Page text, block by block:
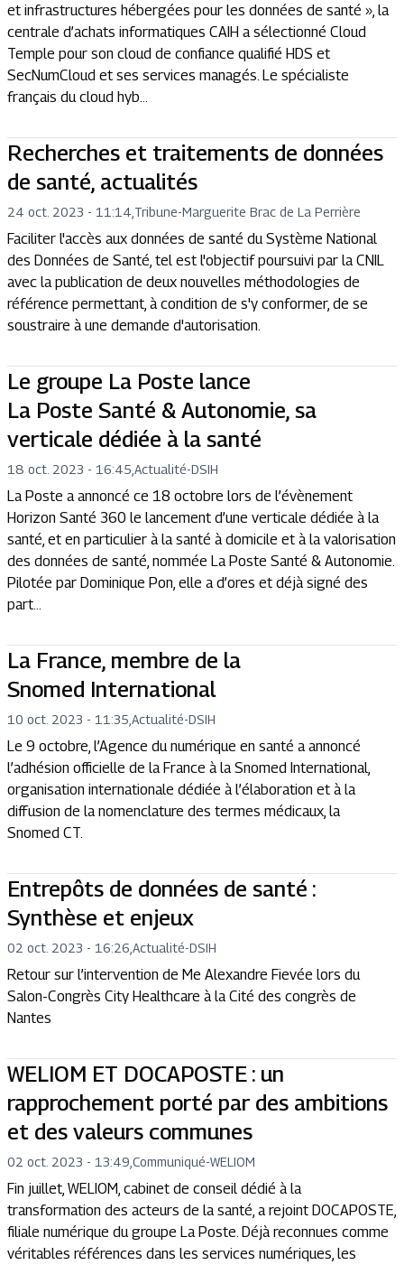
et infrastructures hébergées pour les données de santé », la
centrale d’achats informatiques CAIH a sélectionné Cloud
Temple pour son cloud de confiance qualifié HDS et
SecNumCloud et ses services managés. Le spécialiste
français du cloud hyb...
Recherches et traitements de données
de santé, actualités
24 oct. 2023 - 11:14 Tribune-Marguerite Brac de La Perrière
Faciliter l'accès aux données de santé du Système National
des Données de Santé, tel est l'objectif poursuivi par la CNIL
avec la publication de deux nouvelles méthodologies de
référence permettant, à condition de s'y conformer, de se
soustraire à une demande d'autorisation.
Le groupe La Poste lance
La Poste Santé & Autonomie, sa
verticale dédiée à la santé
18 oct. 2023 - 16:45 Actualité-DSIH
La Poste a annoncé ce 18 octobre lors de l’évènement
Horizon Santé 360 le lancement d’une verticale dédiée à la
santé, et en particulier à la santé à domicile et à la valorisation
des données de santé, nommée La Poste Santé & Autonomie.
Pilotée par Dominique Pon, elle a d’ores et déjà signé des
part...
La France, membre de la
Snomed International
10 oct. 2023 - 11:35 Actualité-DSIH
Le 9 octobre, l’Agence du numérique en santé a annoncé
l’adhésion officielle de la France à la Snomed International,
organisation internationale dédiée à l’élaboration et à la
diffusion de la nomenclature des termes médicaux, la
Snomed CT.
Entrepôts de données de santé :
Synthèse et enjeux
02 oct. 2023 - 16:26 Actualité-DSIH
Retour sur l’intervention de Me Alexandre Fievée lors du
Salon-Congrès City Healthcare à la Cité des congrès de
Nantes
WELIOM ET DOCAPOSTE : un
rapprochement porté par des ambitions
et des valeurs communes
02 oct. 2023 - 13:49 Communiqué-WELIOM
Fin juillet, WELIOM, cabinet de conseil dédié à la
transformation des acteurs de la santé, a rejoint DOCAPOSTE,
filiale numérique du groupe La Poste. Déjà reconnues comme
véritables références dans les services numériques, les